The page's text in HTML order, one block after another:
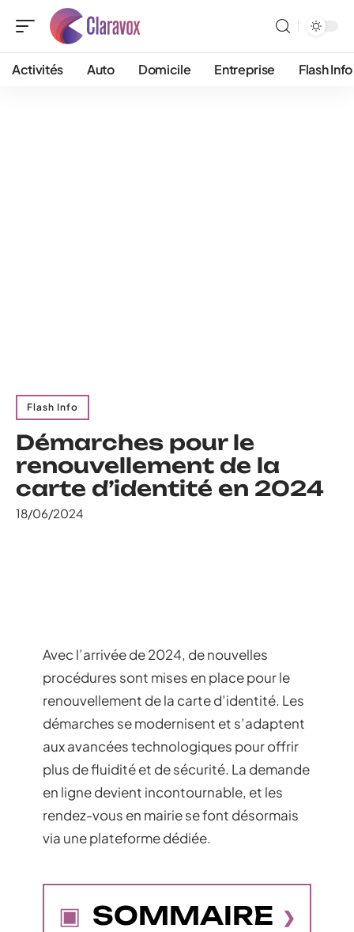
Activités Auto Domicile Entreprise Flash Info
Flash Info
Démarches pour le
renouvellement de la
carte d’identité en 2024
18/06/2024
Avec l’arrivée de 2024, de nouvelles
procédures sont mises en place pour le
renouvellement de la carte d’identité. Les
démarches se modernisent et s’adaptent
aux avancées technologiques pour offrir
plus de fluidité et de sécurité. La demande
en ligne devient incontournable, et les
rendez-vous en mairie se font désormais
via une plateforme dédiée.
SOMMAIRE